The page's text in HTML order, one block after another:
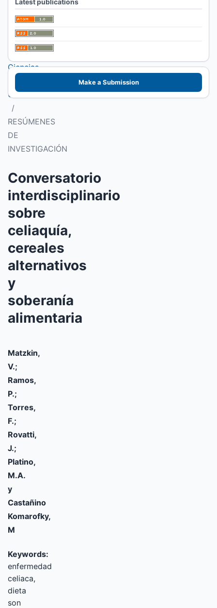
Patagónico de
Alimentos.
Facultad de
Ciencias
UNLPam
/
RESÚMENES
DE
INVESTIGACIÓN
Conversatorio
interdisciplinario
sobre
celiaquía,
cereales
alternativos
y
soberanía
alimentaria
Matzkin,
V.;
Ramos,
P.;
Torres,
F.;
Rovatti,
J.;
Platino,
M.A.
y
Castañino
Komarofky,
M
Keywords:
enfermedad
celiaca,
dieta
son
Make a Submission